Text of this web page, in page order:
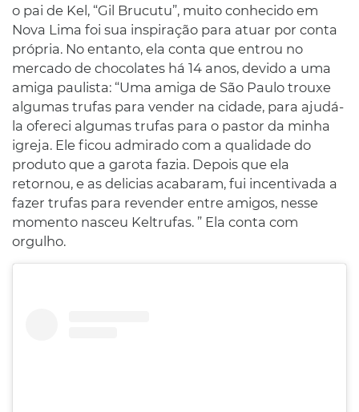
o pai de Kel, “Gil Brucutu”, muito conhecido em
Nova Lima foi sua inspiração para atuar por conta
própria. No entanto, ela conta que entrou no
mercado de chocolates há 14 anos, devido a uma
amiga paulista: “Uma amiga de São Paulo trouxe
algumas trufas para vender na cidade, para ajudá-
la ofereci algumas trufas para o pastor da minha
igreja. Ele ficou admirado com a qualidade do
produto que a garota fazia. Depois que ela
retornou, e as delicias acabaram, fui incentivada a
fazer trufas para revender entre amigos, nesse
momento nasceu Keltrufas. ” Ela conta com
orgulho.